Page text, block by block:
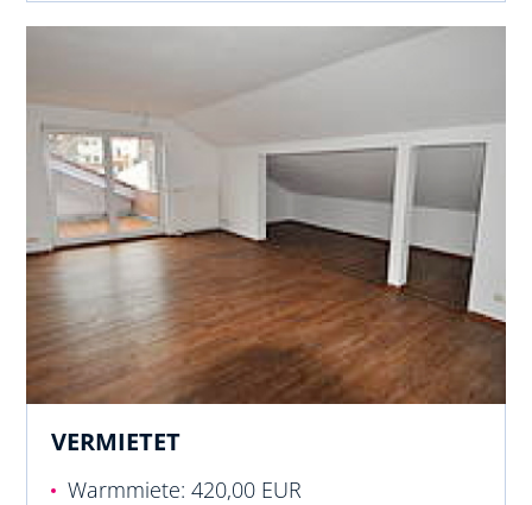
VERMIETET
Warmmiete: 420,00 EUR